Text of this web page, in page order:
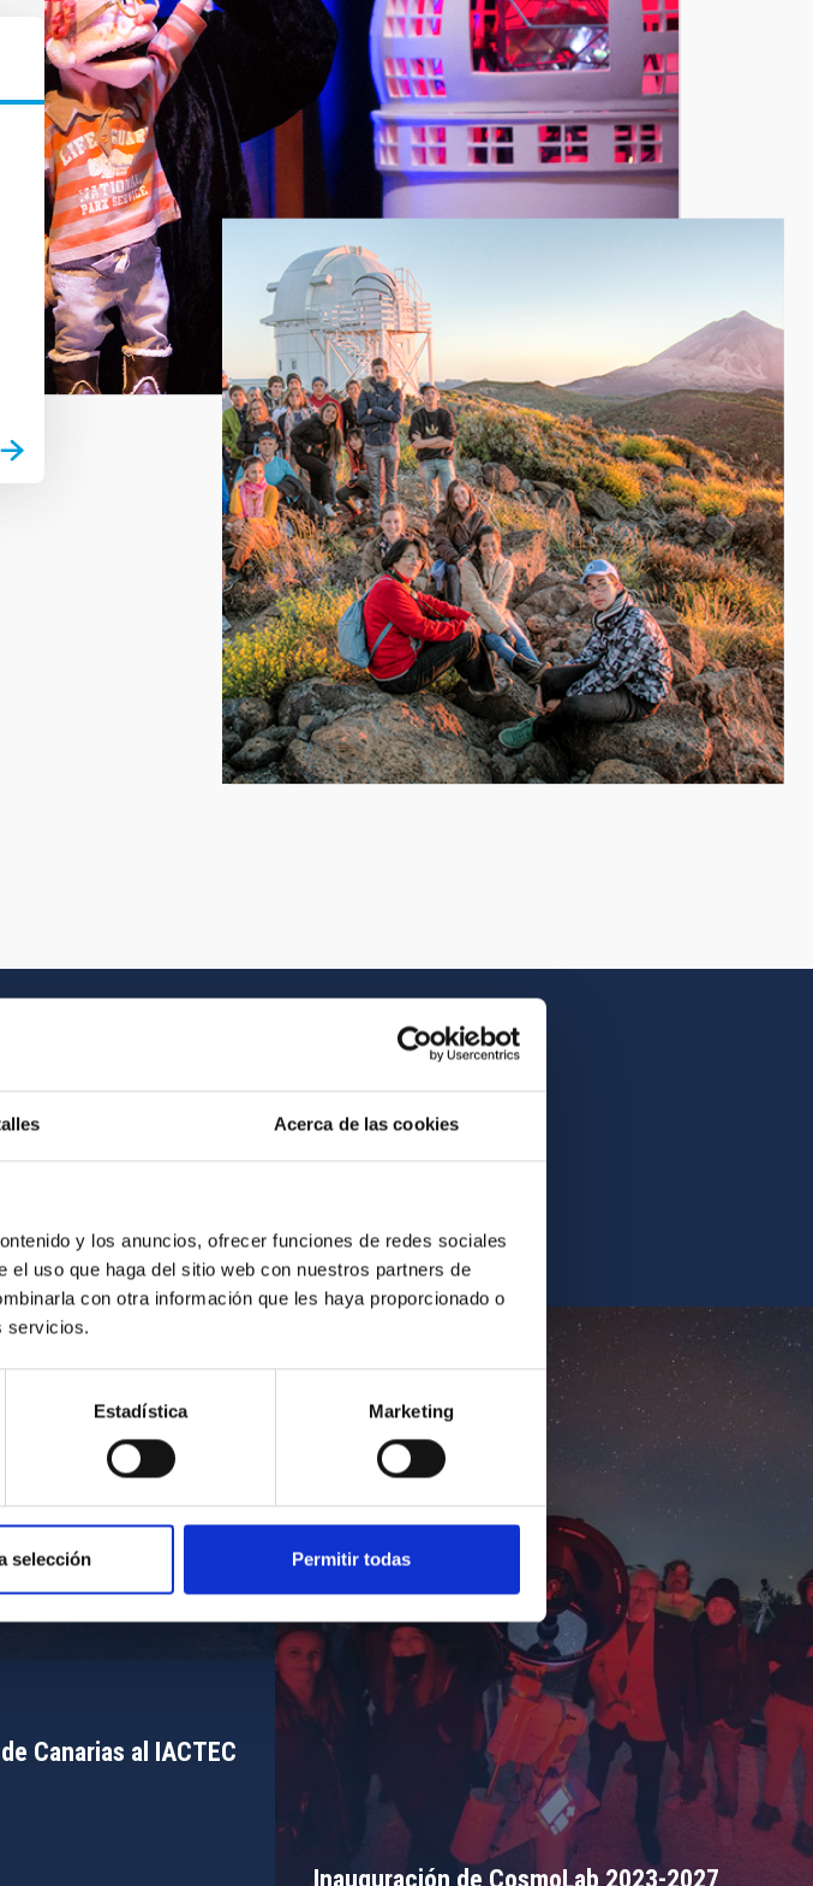
Acerca de las cookies
y los anuncios, ofrecer funciones de redes sociales
uso que haga del sitio web con nuestros partners de
con otra información que les haya proporcionado o
servicios.
Estadística Marketing
selección Permitir todas
Inauguración de CosmoLab 2023-2027
Canarias al IACTEC